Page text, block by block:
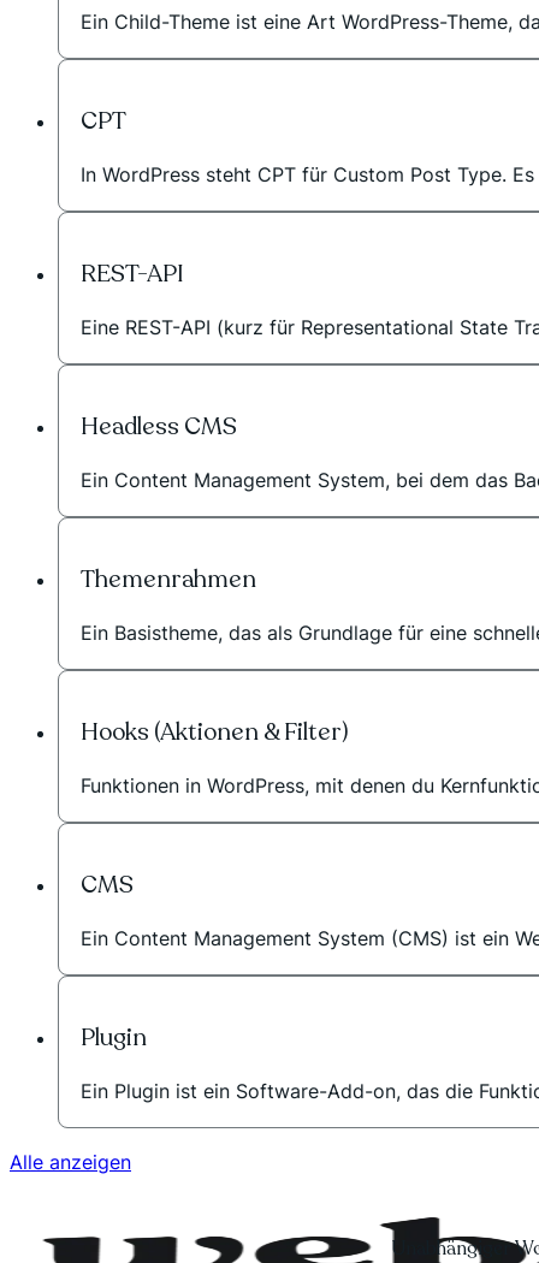
Ein Child-Theme ist eine Art WordPress-Theme,
CPT
In WordPress steht CPT für Custom Post Type.
REST-API
Eine REST-API (kurz für Representational State
Headless CMS
Ein Content Management System, bei dem das
Themenrahmen
Ein Basistheme, das als Grundlage für eine
Hooks (Aktionen & Filter)
Funktionen in WordPress, mit denen du
CMS
Ein Content Management System (CMS) ist ein
Plugin
Ein Plugin ist ein Software-Add-on, das die
Alle anzeigen
Unabhängiger